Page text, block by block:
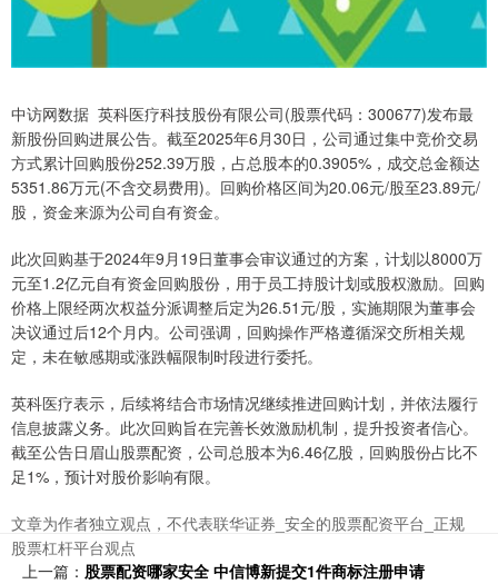
中访网数据 英科医疗科技股份有限公司(股票代码：300677)发布最
新股份回购进展公告。截至2025年6月30日，公司通过集中竞价交易
方式累计回购股份252.39万股，占总股本的0.3905%，成交总金额达
5351.86万元(不含交易费用)。回购价格区间为20.06元/股至23.89元/
股，资金来源为公司自有资金。
此次回购基于2024年9月19日董事会审议通过的方案，计划以8000万
元至1.2亿元自有资金回购股份，用于员工持股计划或股权激励。回购
价格上限经两次权益分派调整后定为26.51元/股，实施期限为董事会
决议通过后12个月内。公司强调，回购操作严格遵循深交所相关规
定，未在敏感期或涨跌幅限制时段进行委托。
英科医疗表示，后续将结合市场情况继续推进回购计划，并依法履行
信息披露义务。此次回购旨在完善长效激励机制，提升投资者信心。
截至公告日眉山股票配资，公司总股本为6.46亿股，回购股份占比不
足1%，预计对股价影响有限。
文章为作者独立观点，不代表联华证券_安全的股票配资平台_正规
股票杠杆平台观点
上一篇： 股票配资哪家安全 中信博新提交1件商标注册申请